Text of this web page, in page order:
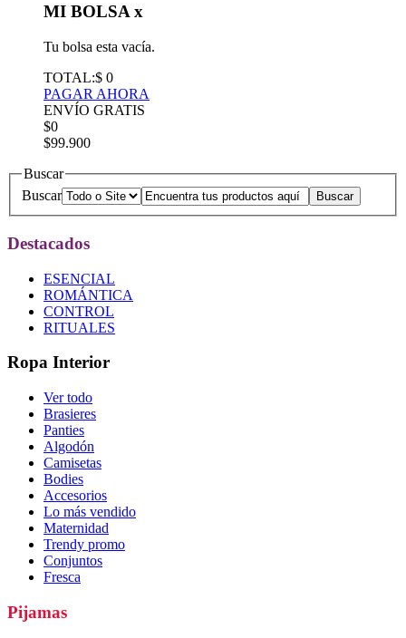
MI BOLSA x
Tu bolsa esta vacía.
TOTAL:$ 0
PAGAR AHORA
ENVÍO GRATIS
$0
$99.900
Buscar
Buscar
Destacados
ESENCIAL
ROMÁNTICA
CONTROL
RITUALES
Ropa Interior
Ver todo
Brasieres
Panties
Algodón
Camisetas
Bodies
Accesorios
Lo más vendido
Maternidad
Trendy promo
Conjuntos
Fresca
Pijamas